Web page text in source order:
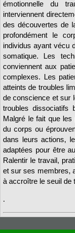
émotionnelle du
interviennent
des découvertes de
profondément le
individus ayant vécu
somatique. Les
conviennent aux
complexes. Les
atteints de troubles
de conscience et sur
troubles dissociatifs
Malgré le fait que
du corps ou
dans leurs actions,
adaptées pour être
Ralentir le travail,
et sur ses membres,
à accroître le seuil de
.